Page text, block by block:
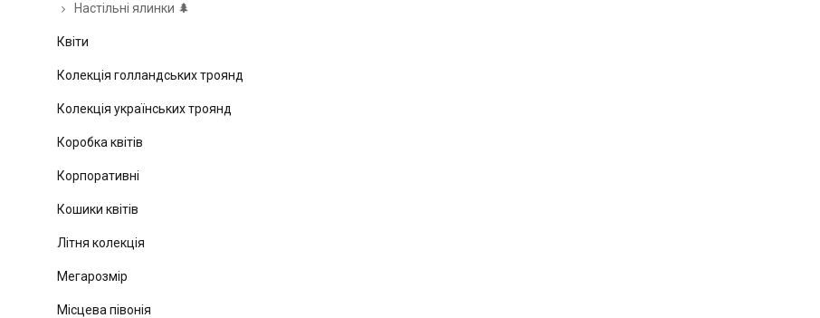
Настільні ялинки 🌲
Квіти
Колекція голландських троянд
Колекція українських троянд
Коробка квітів
Корпоративні
Кошики квітів
Літня колекція
Мегарозмір
Місцева півонія